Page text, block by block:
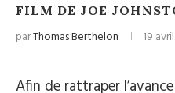
FILM DE JOE
parThomas Berthelon 19
Afin de rattraper